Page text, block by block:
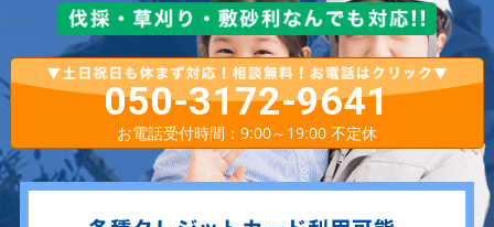
050-3172-9641
お電話受付時間：9:00～19:00 不定休